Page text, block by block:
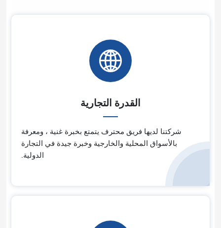
فريق محترف يتمتع بخبرة غنية ، ومعرفة
والخارجية وخبرة جيدة في التجارة